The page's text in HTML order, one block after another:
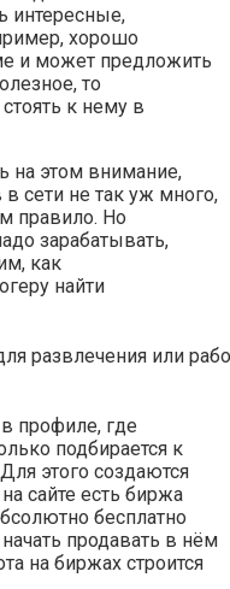
интересные,
хорошо
и может предложить
то
к нему в
на этом внимание,
сети не так уж много,
правило. Но
зарабатывать,
как
найти
развлечения или
профиле, где
подбирается к
этого создаются
сайте есть биржа
бесплатно
продавать в нём
на биржах строится